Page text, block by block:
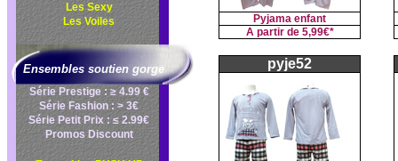
Les Sexy
Les Voiles
Ensembles soutien gorge
Série Prestige : ≥ 4.99 €
Série Fashion : > 3€
Série Petit Prix : ≤ 2.99€
Promos Discount
Pyjama enfant
A partir de 5,99€*
pyje52